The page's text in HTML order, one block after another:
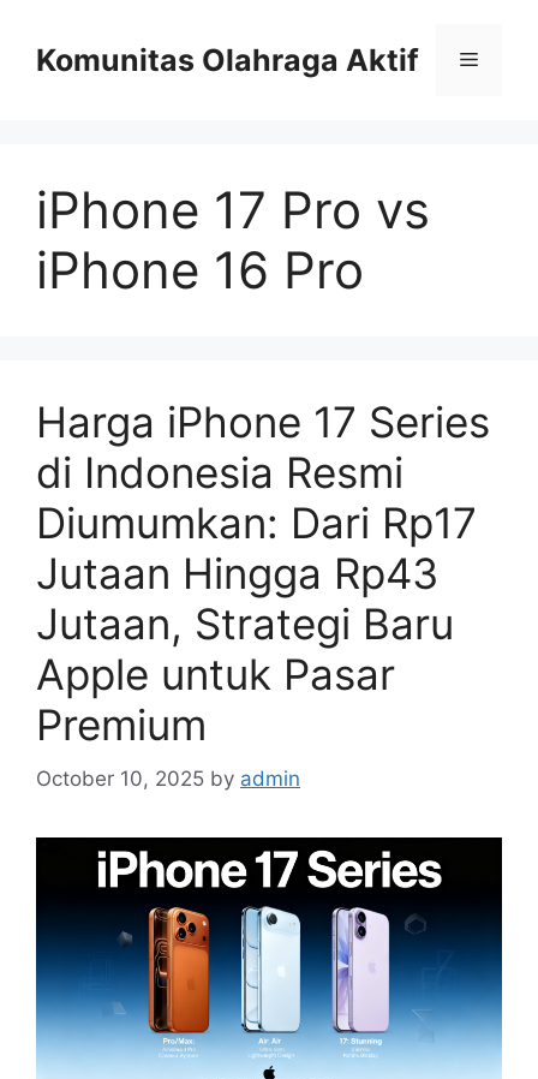
contentKomunitas Olahraga Aktif Menu
iPhone 17 Pro vs
iPhone 16 Pro
Harga iPhone 17 Series
di Indonesia Resmi
Diumumkan: Dari Rp17
Jutaan Hingga Rp43
Jutaan, Strategi Baru
Apple untuk Pasar
Premium
October 10, 2025 by admin